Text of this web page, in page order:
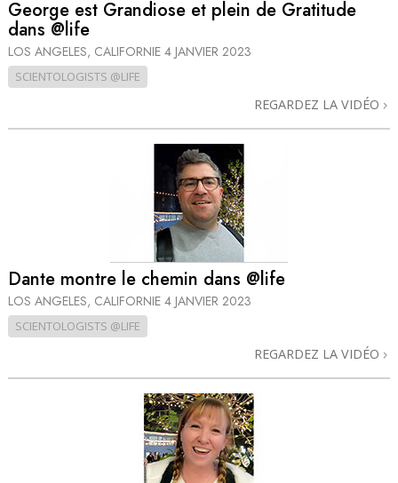
George est Grandiose et plein de Gratitude
dans @life
LOS ANGELES, CALIFORNIE 4 JANVIER 2023
SCIENTOLOGISTS @LIFE
REGARDEZ LA VIDÉO
Dante montre le chemin dans @life
LOS ANGELES, CALIFORNIE 4 JANVIER 2023
SCIENTOLOGISTS @LIFE
REGARDEZ LA VIDÉO